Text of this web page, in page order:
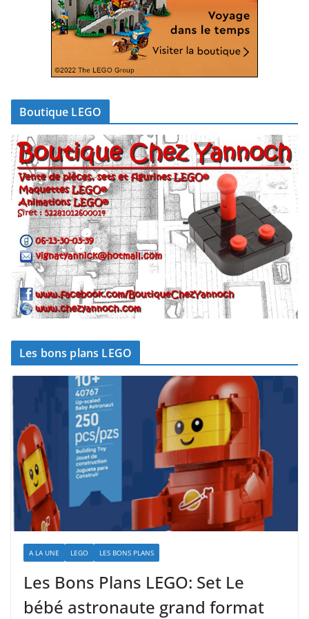
Boutique LEGO
Les bons plans LEGO
A LA UNE LEGO LES BONS PLANS
Les Bons Plans LEGO: Set Le
bébé astronaute grand format